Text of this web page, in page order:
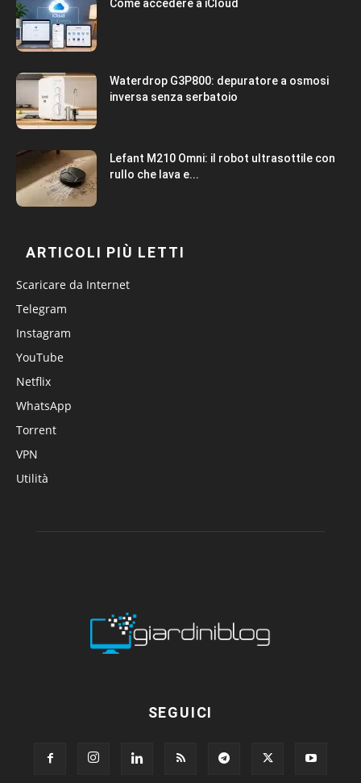
Come accedere a iCloud
Waterdrop G3P800: depuratore a osmosi
inversa senza serbatoio
Lefant M210 Omni: il robot ultrasottile con
rullo che lava e...
ARTICOLI PIÙ LETTI
Scaricare da Internet
Telegram
Instagram
YouTube
Netflix
WhatsApp
Torrent
VPN
Utilità
SEGUICI